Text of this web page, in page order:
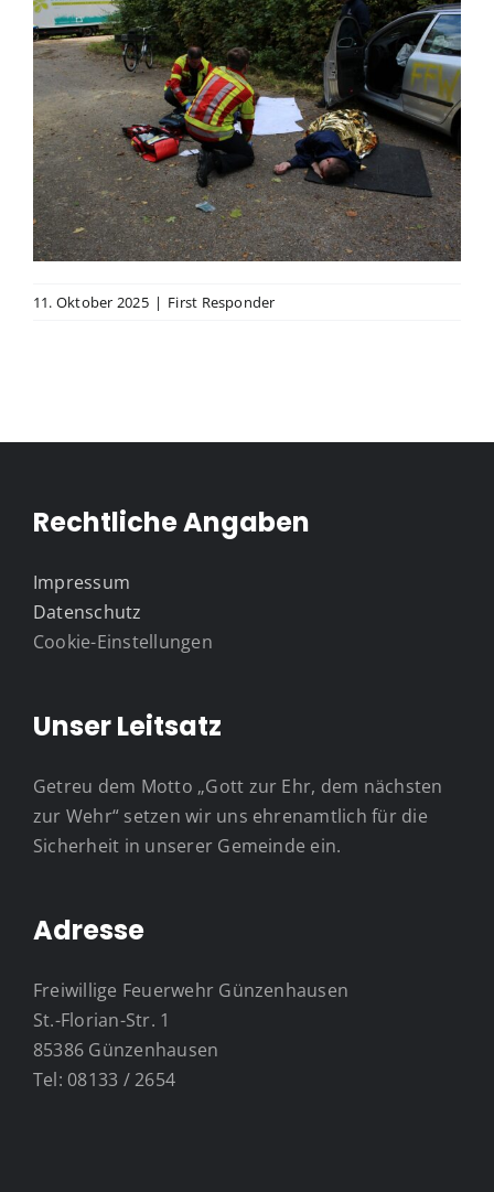
11. Oktober 2025 | First Responder
Rechtliche Angaben
Impressum
Datenschutz
Cookie-Einstellungen
Unser Leitsatz
Getreu dem Motto „Gott zur Ehr, dem nächsten
zur Wehr“ setzen wir uns ehrenamtlich für die
Sicherheit in unserer Gemeinde ein.
Adresse
Freiwillige Feuerwehr Günzenhausen
St.-Florian-Str. 1
85386 Günzenhausen
Tel: 08133 / 2654